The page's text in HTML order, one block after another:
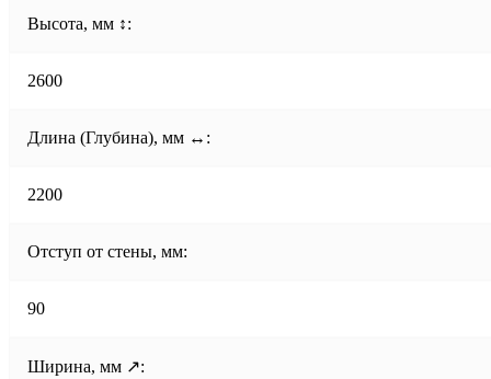
Высота, мм ↕:
2600
Длина (Глубина), мм ↔:
2200
Отступ от стены, мм:
90
Ширина, мм ↗: